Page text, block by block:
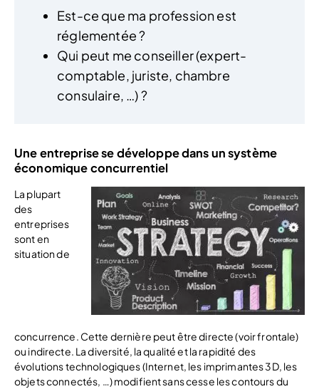
Est-ce que ma profession est
réglementée ?
Qui peut me conseiller (expert-
comptable, juriste, chambre
consulaire, …) ?
Une entreprise se développe dans un système
économique concurrentiel
La plupart
des
entreprises
sont en
situation de
concurrence. Cette dernière peut être directe (voir frontale)
ou indirecte. La diversité, la qualité et la rapidité des
évolutions technologiques (Internet, les imprimantes 3D, les
objets connectés, …) modifient sans cesse les contours du